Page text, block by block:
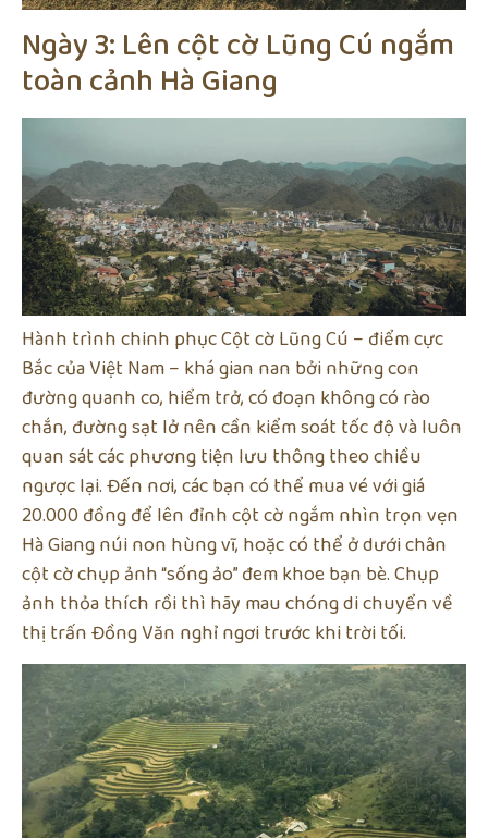
Ngày 3: Lên cột cờ Lũng Cú ngắm
toàn cảnh Hà Giang
Hành trình chinh phục Cột cờ Lũng Cú – điểm cực
Bắc của Việt Nam – khá gian nan bởi những con
đường quanh co, hiểm trở, có đoạn không có rào
chắn, đường sạt lở nên cần kiểm soát tốc độ và luôn
quan sát các phương tiện lưu thông theo chiều
ngược lại. Đến nơi, các bạn có thể mua vé với giá
20.000 đồng để lên đỉnh cột cờ ngắm nhìn trọn vẹn
Hà Giang núi non hùng vĩ, hoặc có thể ở dưới chân
cột cờ chụp ảnh “sống ảo” đem khoe bạn bè. Chụp
ảnh thỏa thích rồi thì hãy mau chóng di chuyển về
thị trấn Đồng Văn nghỉ ngơi trước khi trời tối.